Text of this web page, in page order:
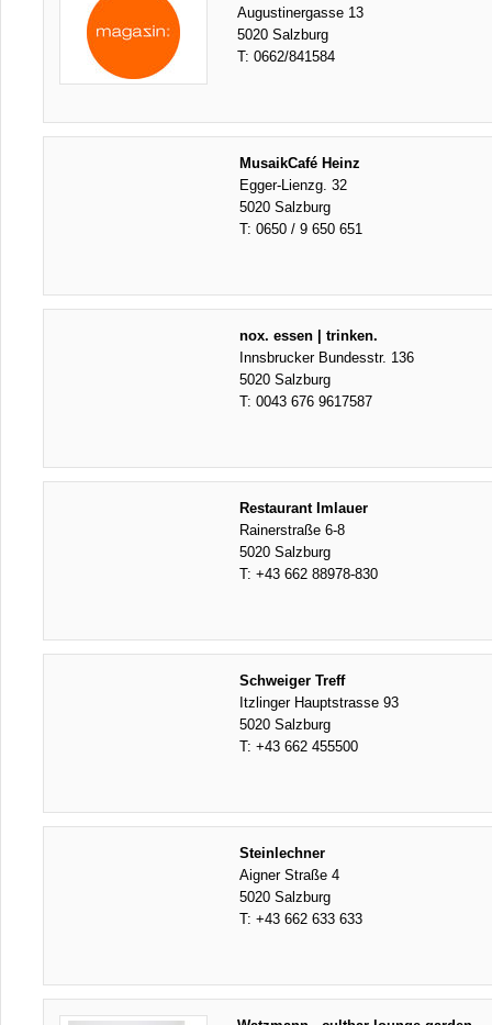
Augustinergasse 13
5020 Salzburg
T: 0662/841584
MusaikCafé Heinz
Egger-Lienzg. 32
5020 Salzburg
T: 0650 / 9 650 651
nox. essen | trinken.
Innsbrucker Bundesstr. 136
5020 Salzburg
T: 0043 676 9617587
Restaurant Imlauer
Rainerstraße 6-8
5020 Salzburg
T: +43 662 88978-830
Schweiger Treff
Itzlinger Hauptstrasse 93
5020 Salzburg
T: +43 662 455500
Steinlechner
Aigner Straße 4
5020 Salzburg
T: +43 662 633 633